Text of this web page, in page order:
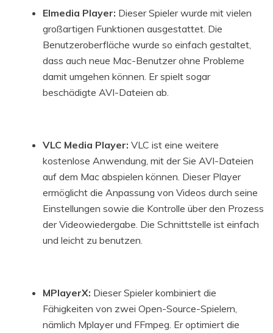
Elmedia Player: Dieser Spieler wurde mit vielen
großartigen Funktionen ausgestattet. Die
Benutzeroberfläche wurde so einfach gestaltet,
dass auch neue Mac-Benutzer ohne Probleme
damit umgehen können. Er spielt sogar
beschädigte AVI-Dateien ab.
VLC Media Player: VLC ist eine weitere
kostenlose Anwendung, mit der Sie AVI-Dateien
auf dem Mac abspielen können. Dieser Player
ermöglicht die Anpassung von Videos durch seine
Einstellungen sowie die Kontrolle über den Prozess
der Videowiedergabe. Die Schnittstelle ist einfach
und leicht zu benutzen.
MPlayerX: Dieser Spieler kombiniert die
Fähigkeiten von zwei Open-Source-Spielern,
nämlich Mplayer und FFmpeg. Er optimiert die